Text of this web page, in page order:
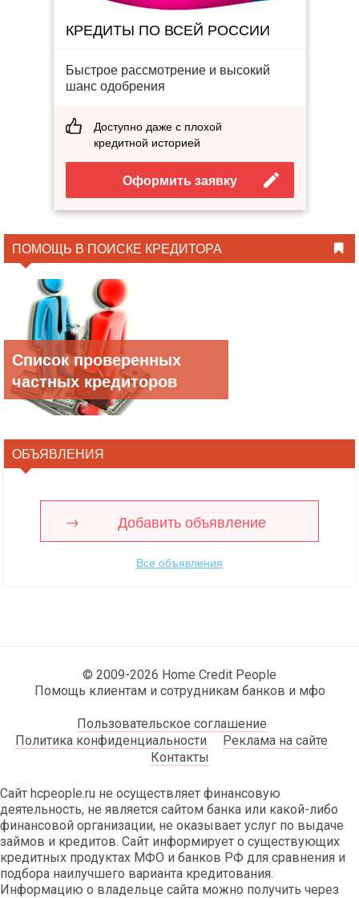
КРЕДИТЫ ПО ВСЕЙ РОССИИ
Быстрое рассмотрение и высокий
шанс одобрения
Доступно даже с плохой
кредитной историей
Оформить заявку
ПОМОЩЬ В ПОИСКЕ КРЕДИТОРА
Список проверенных
частных кредиторов
ОБЪЯВЛЕНИЯ
Добавить объявление
Все объявления
© 2009-2026 Home Credit People
Помощь клиентам и сотрудникам банков и мфо
Пользовательское соглашение
Политика конфиденциальности
Реклама на сайте
Контакты
Сайт hcpeople.ru не осуществляет финансовую
деятельность, не является сайтом банка или какой-либо
финансовой организации, не оказывает услуг по выдаче
займов и кредитов. Сайт информирует о существующих
кредитных продуктах МФО и банков РФ для сравнения и
подбора наилучшего варианта кредитования.
Информацию о владельце сайта можно получить через